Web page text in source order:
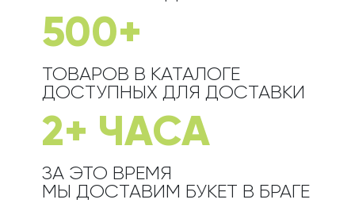
500+
ТОВАРОВ В КАТАЛОГЕ
ДОСТУПНЫХ ДЛЯ ДОСТАВКИ
2+ ЧАСА
ЗА ЭТО ВРЕМЯ
МЫ ДОСТАВИМ БУКЕТ В БРАГЕ